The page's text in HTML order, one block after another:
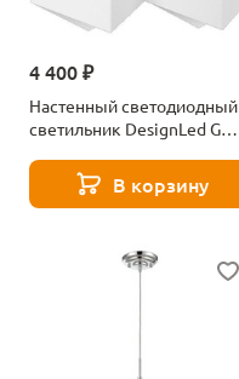
4 400 ₽
Настенный светодиодный
светильник DesignLed GW
WW 003280В корзину